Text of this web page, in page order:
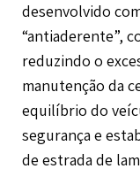
desenvolvido
“antiaderente”,
reduzindo o
manutenção da
equilíbrio do
segurança e
de estrada de